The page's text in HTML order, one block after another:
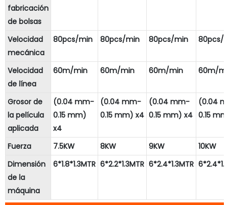
fabricación
de bolsas
Velocidad
mecánica
80pcs/min 80pcs/min 80pcs/min 80pcs/
Velocidad
de línea
60m/min 60m/min 60m/min 60m/
Grosor de
la película
aplicada
(0.04 mm-
0.15 mm)
x4
(0.04 mm-
0.15 mm) x4
(0.04 mm-
0.15 mm) x4
(0.04
0.15
Fuerza 7.5KW 8KW 9KW
10KW
Dimensión
de la
máquina
6*1.8*1.3MTR 6*2.2*1.3MTR 6*2.4*1.3MTR